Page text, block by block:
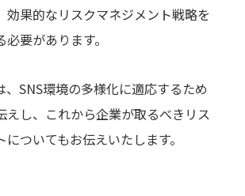
効果的なリスクマネジメント戦略を
要があります。
、SNS環境の多様化に適応するため
えし、これから企業が取るべきリス
ついてもお伝えいたします。